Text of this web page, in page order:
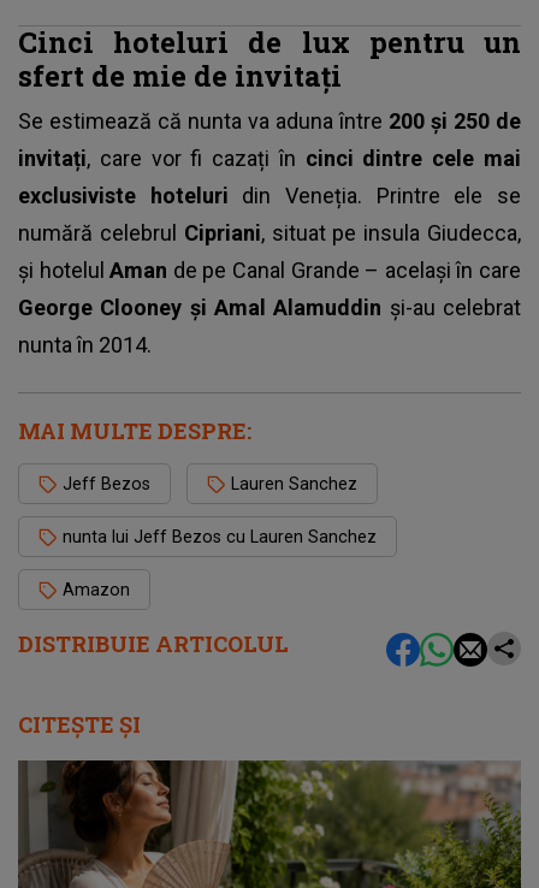
DISTRIBUIE ARTICOLUL
Cinci hoteluri de lux pentru un
sfert de mie de invitați
Se estimează că nunta va aduna între 200 și 250 de
invitați, care vor fi cazați în cinci dintre cele mai
exclusiviste hoteluri din Veneția. Printre ele se
numără celebrul Cipriani, situat pe insula Giudecca,
și hotelulAman de pe Canal Grande – același în care
George Clooney și Amal Alamuddin și-au celebrat
nunta în 2014.
MAI MULTE DESPRE:
Jeff Bezos Lauren Sanchez
nunta lui Jeff Bezos cu Lauren Sanchez
Amazon
CITEȘTE ȘI